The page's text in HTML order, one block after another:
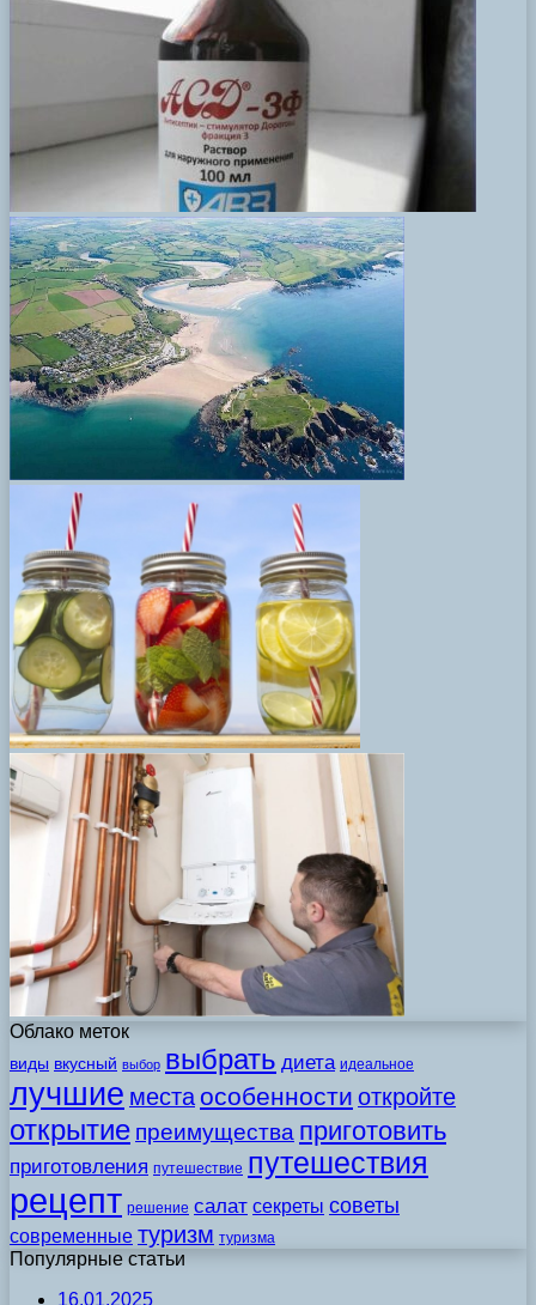
Облако меток
виды вкусный выбор выбрать диета идеальное
лучшие места особенности откройте
открытие преимущества приготовить
приготовления путешествие путешествия
рецепт решение салат секреты советы
современные туризм туризма
Популярные статьи
16.01.2025